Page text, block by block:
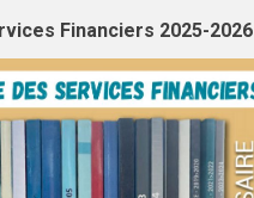
Financiers 2025-2026